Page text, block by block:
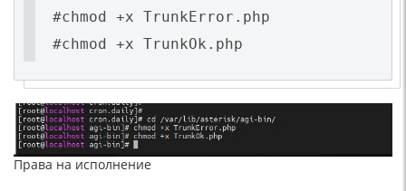
#chmod +x TrunkError.php
Права на исполнение